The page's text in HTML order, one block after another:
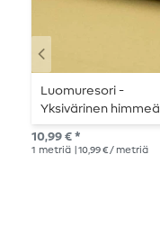
Luomuresori -
Yksivärinen himmeä
keltainen
10,99 € *
1 metriä | 10,99 € / metriä